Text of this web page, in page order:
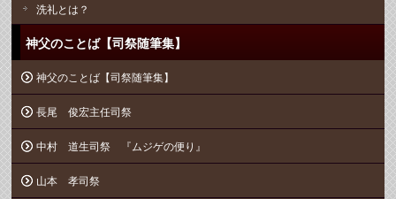
洗礼とは？
神父のことば【司祭随筆集】
神父のことば【司祭随筆集】
長尾 俊宏主任司祭
中村 道生司祭 『ムジゲの便り』
山本 孝司祭